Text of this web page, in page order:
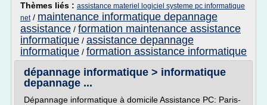
Thèmes liés : assistance materiel logiciel systeme pc informatique
net/ maintenance informatique depannage
assistance / formation maintenance assistance
informatique / assistance depannage
informatique / formation assistance informatique
dépannage informatique > informatique
depannage ...
Dépannage informatique à domicile Assistance PC: Paris-